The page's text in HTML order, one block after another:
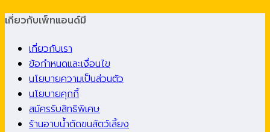
เกี่ยวกับเพ็ทแอนด์มี
เกี่ยวกับเรา
ข้อกำหนดและเงื่อนไข
นโยบายความเป็นส่วนตัว
นโยบายคุกกี้
สมัครรับสิทธิพิเศษ
ร้านอาบน้ำตัดขนสัตว์เลี้ยง